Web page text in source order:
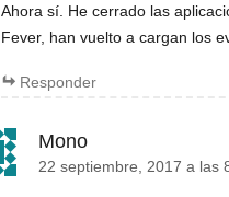
Ahora sí. He cerrado las
Fever, han vuelto a cargan los
Responder
Mono
22 septiembre, 2017 a las